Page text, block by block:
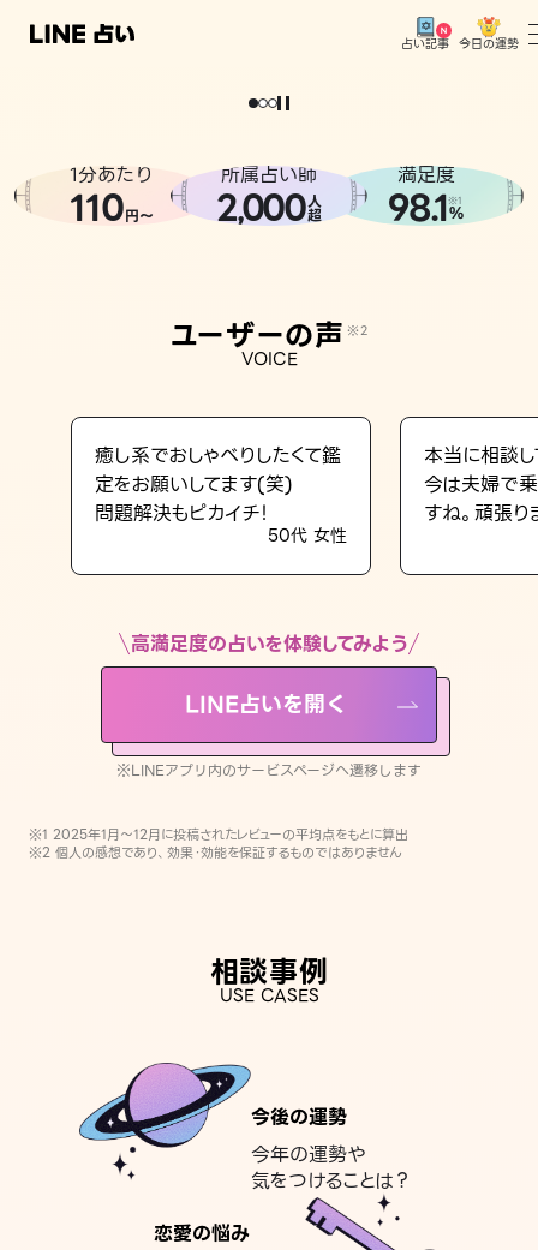
占い記事 今日の運勢
相談事例
占い記事
LINE占いを開く
※LINEアプリ内のサービスページへ遷移します
どうせなら
。
1分あたり
110円〜
所属占い師
2,000人
超
満足度
98.1※1
%
ユーザーの声 ※2
VOICE
癒し系でおしゃべりしたくて鑑
定をお願いしてます(笑)
問題解決もピカイチ！
50代 女性
本当に相談し
今は夫婦で
すね。頑張り
高満足度の占いを体験してみよう
LINE占いを開く
※LINEアプリ内のサービスページへ遷移します
※1 2025年1月〜12月に投稿されたレビューの平均点をもとに算出
※2 個人の感想であり、効果・効能を保証するものではありません
相談事例
USE CASES
今後の運勢
今年の運勢や
気をつけることは？
恋愛の悩み